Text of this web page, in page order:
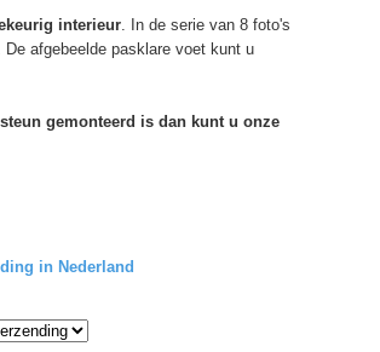
interieur. In de serie van 8 foto's
afgebeelde pasklare voet kunt u
gemonteerd is dan kunt u onze
in Nederland